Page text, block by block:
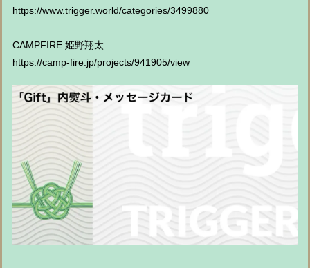
https://www.trigger.world/categories/3499880
CAMPFIRE 姫野翔太
https://camp-fire.jp/projects/941905/view